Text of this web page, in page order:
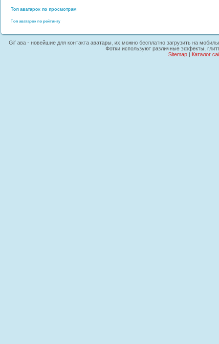
Топ аватарок по просмотрам
Топ аватарок по рейтингу
Gif ава - новейшие для контакта аватары, их можно бесплатно загрузить на
Фотки используют различные эффекты,
Sitemap| Каталог